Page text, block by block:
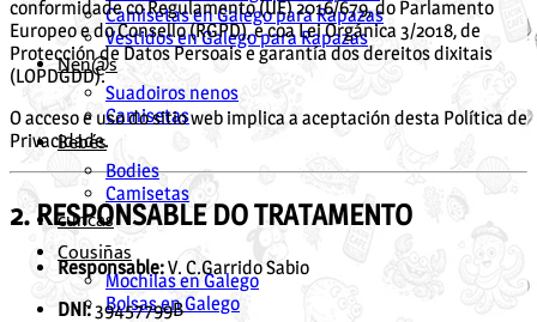
Camisetas en Galego para Rapazas
Vestidos en Galego para Rapazas
Nen@s
Suadoiros nenos
Camisetas
Bebés
Bodies
Camisetas
cuncas
Cousiñas
Mochilas en Galego
Bolsas en Galego
conformidade co Regulamento (UE) 2016/679, do Parlamento
Europeo e do Consello (RGPD), e coa Lei Orgánica 3/2018, de
Protección de Datos Persoais e garantía dos dereitos dixitais
(LOPDGDD).
O acceso e uso do sitio web implica a aceptación desta Política de
Privacidade.
2. RESPONSABLE DO TRATAMENTO
Responsable:V. C.Garrido Sabio
DNI:39457799B